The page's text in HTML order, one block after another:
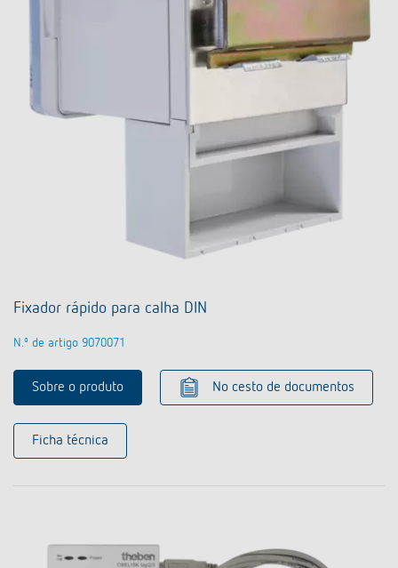
Fixador rápido para calha DIN
N.º de artigo 9070071
Sobre o produto No cesto de documentos
Ficha técnica